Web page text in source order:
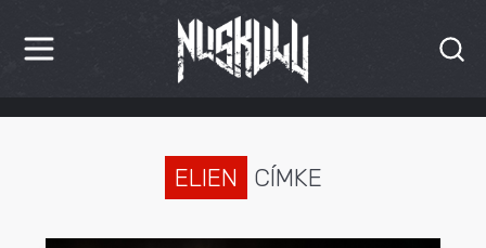
HÍREK
ELIEN CÍMKE